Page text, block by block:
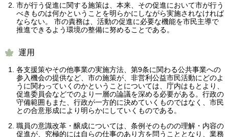
市が行う促進に関する施策は、本来、その促進において市が行う
べきものは何かということを明らかにしながら実施されなければ
ならない。 市の責務は、活動の促進に必要な機能を市民主導で
推進できるよう環境の整備に努めることである。
運用
各支援策やその他事業の実施方法、第9条に関わる公共事業への
参入機会の提供など、市の施策が、非営利公益市民活動にどのよ
うに関わっていくのかということについては、庁内はもとより、
促進委員会などでのより一層の論議を深める必要がある。行政の
守備範囲もまた、行政が一方的に決めていくものではなく、市民
との合意形成により明らかにしていくものである。
職員の意識改革・醸成については、条例そのものの理解・内容の
促進が、究極的には自らの仕事のあり方を問うこととなり、業務